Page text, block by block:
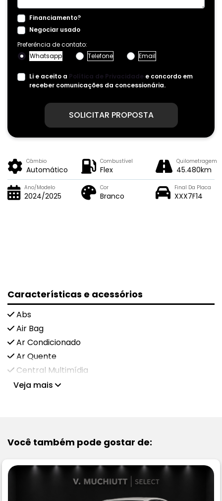
Financiamento?
Negociar usado
Preferência de contato:
Whatsapp
Telefone Email
Li e aceito a Política de Privacidade e concordo em
receber comunicações da concessionária.
SOLICITAR PROPOSTA
Câmbio
Automático
Combustível
Flex
Quilometragem
45.480km
Ano/Modelo
2024/2025
Cor
Branco
Final Da Placa
XXX7F14
Características e acessórios
Abs
Air Bag
Ar Condicionado
Ar Quente
Central Multimídia
Veja mais
Você também pode gostar de: